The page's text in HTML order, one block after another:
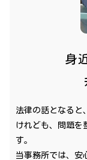
身
法律の話となると
けれども、問題を
す。
当事務所では、安